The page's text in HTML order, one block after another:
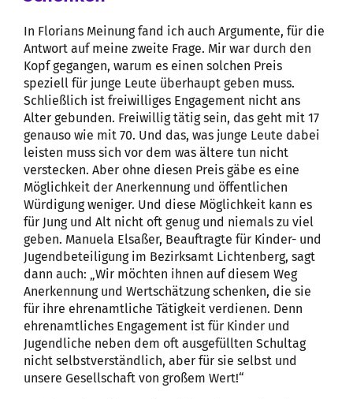
In Florians Meinung fand ich auch Argumente, für die
Antwort auf meine zweite Frage. Mir war durch den
Kopf gegangen, warum es einen solchen Preis
speziell für junge Leute überhaupt geben muss.
Schließlich ist freiwilliges Engagement nicht ans
Alter gebunden. Freiwillig tätig sein, das geht mit 17
genauso wie mit 70. Und das, was junge Leute dabei
leisten muss sich vor dem was ältere tun nicht
verstecken. Aber ohne diesen Preis gäbe es eine
Möglichkeit der Anerkennung und öffentlichen
Würdigung weniger. Und diese Möglichkeit kann es
für Jung und Alt nicht oft genug und niemals zu viel
geben. Manuela Elsaßer, Beauftragte für Kinder- und
Jugendbeteiligung im Bezirksamt Lichtenberg, sagt
dann auch: „Wir möchten ihnen auf diesem Weg
Anerkennung und Wertschätzung schenken, die sie
für ihre ehrenamtliche Tätigkeit verdienen. Denn
ehrenamtliches Engagement ist für Kinder und
Jugendliche neben dem oft ausgefüllten Schultag
nicht selbstverständlich, aber für sie selbst und
unsere Gesellschaft von großem Wert!“